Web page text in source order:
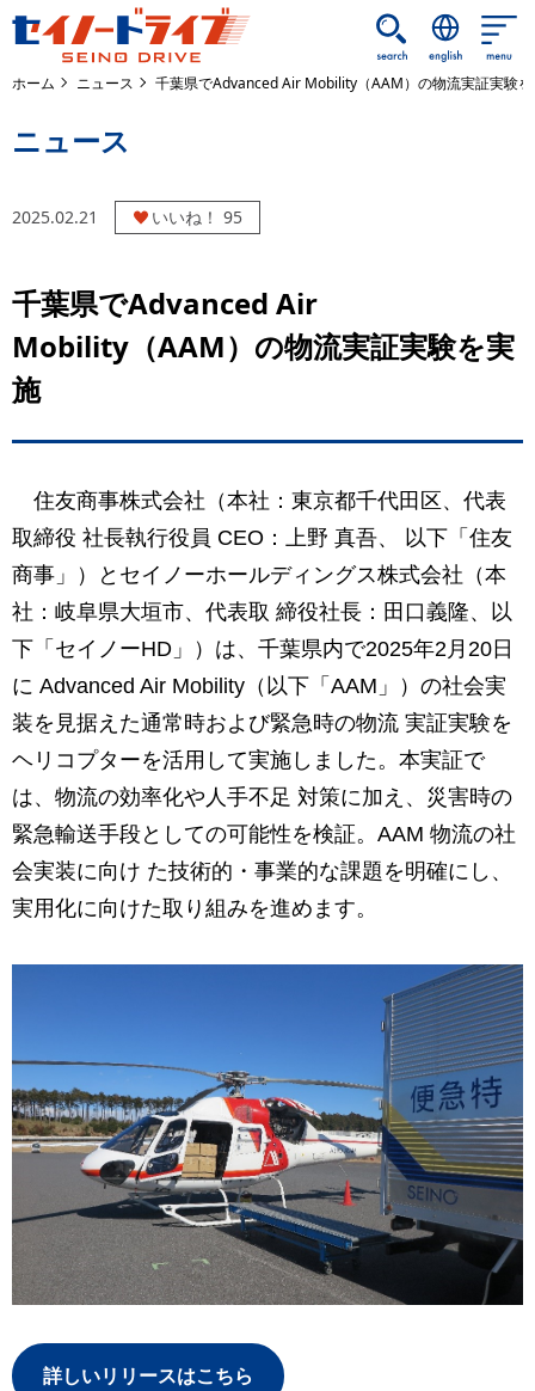
メインコンテンツに移動します
ホーム ニュース 千葉県でAdvanced Air Mobility（AAM）の物流実証実験
ニュース
2025.02.21 いいね！ 95
千葉県でAdvanced Air
Mobility（AAM）の物流実証実験を実
施
住友商事株式会社（本社：東京都千代田区、代表
取締役 社長執行役員 CEO：上野 真吾、 以下「住友
商事」）とセイノーホールディングス株式会社（本
社：岐阜県大垣市、代表取 締役社長：田口義隆、以
下「セイノーHD」）は、千葉県内で2025年2月20日
に Advanced Air Mobility（以下「AAM」）の社会実
装を見据えた通常時および緊急時の物流 実証実験を
ヘリコプターを活用して実施しました。本実証で
は、物流の効率化や人手不足 対策に加え、災害時の
緊急輸送手段としての可能性を検証。AAM 物流の社
会実装に向け た技術的・事業的な課題を明確にし、
実用化に向けた取り組みを進めます。
詳しいリリースはこちら